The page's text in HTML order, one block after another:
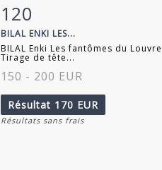
Fiche détaillée
120
BILAL ENKI LES...
BILAL Enki Les fantômes du Louvre
Tirage de tête...
150 - 200 EUR
Résultat 170 EUR
Résultats sans frais